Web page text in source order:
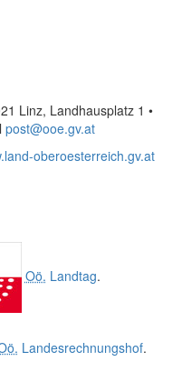
Linz, Landhausplatz 1 •
post@ooe.gv.at
oberoesterreich.gv.at
Oö. Landtag.
Landesrechnungshof.